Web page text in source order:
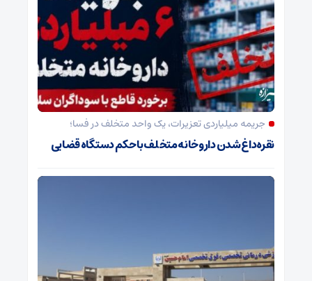
جریمه میلیاردی تعزیرات، یک واحد متخلف در فسا؛
نقره‌داغ شدن داروخانه متخلف با حکم دستگاه قضایی